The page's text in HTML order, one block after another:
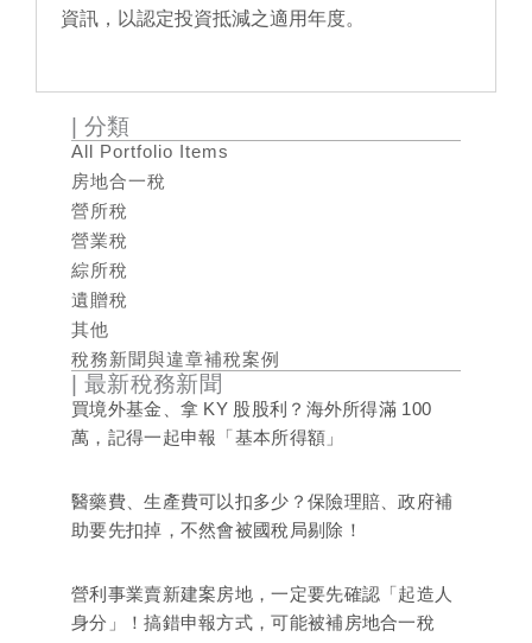
資訊，以認定投資抵減之適用年度。
| 分類
All Portfolio Items
房地合一稅
營所稅
營業稅
綜所稅
遺贈稅
其他
稅務新聞與違章補稅案例
| 最新稅務新聞
買境外基金、拿 KY 股股利？海外所得滿 100
萬，記得一起申報「基本所得額」
醫藥費、生產費可以扣多少？保險理賠、政府補
助要先扣掉，不然會被國稅局剔除！
營利事業賣新建案房地，一定要先確認「起造人
身分」！搞錯申報方式，可能被補房地合一稅